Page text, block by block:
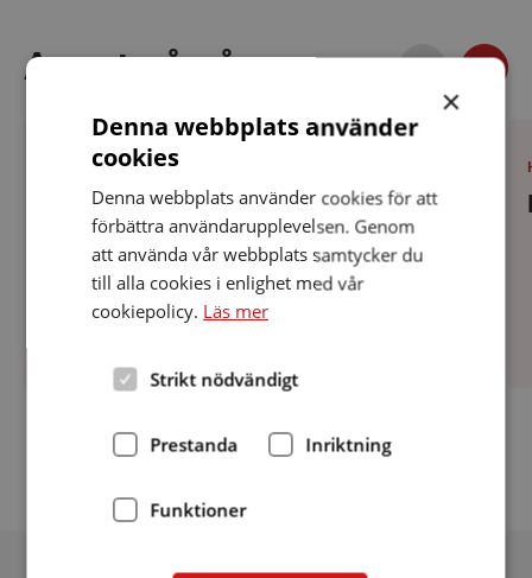
Annat på gång Föregående
VARBERG
Datum:
augusti
2026
11 augusti 2026
HRF Varberg har FEL träff (fika efter
lunch)
Fler aktiviteter
×
Denna webbplats använder
cookies
Denna webbplats använder cookies för att
förbättra användarupplevelsen. Genom
att använda vår webbplats samtycker du
till alla cookies i enlighet med vår
cookiepolicy. Läs mer
Strikt nödvändigt
Prestanda Inriktning
Funktioner